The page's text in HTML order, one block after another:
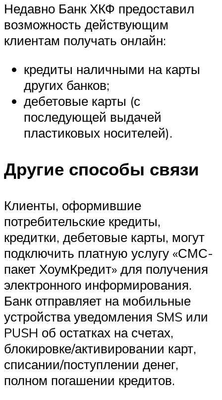
Недавно Банк ХКФ предоставил
возможность действующим
клиентам получать онлайн:
кредиты наличными на карты
других банков;
дебетовые карты (с
последующей выдачей
пластиковых носителей).
Другие способы связи
Клиенты, оформившие
потребительские кредиты,
кредитки, дебетовые карты, могут
подключить платную услугу «СМС-
пакет ХоумКредит» для получения
электронного информирования.
Банк отправляет на мобильные
устройства уведомления SMS или
PUSH об остатках на счетах,
блокировке/активировании карт,
списании/поступлении денег,
полном погашении кредитов.